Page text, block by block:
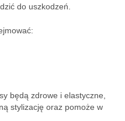
do uszkodzeń.
będą zdrowe i elastyczne,
stylizację oraz pomoże w